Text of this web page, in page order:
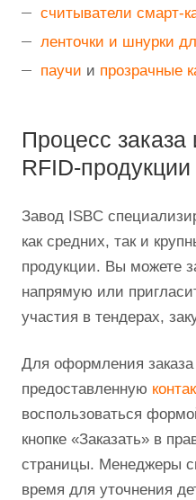
считыватели смарт-
ленточки и шнурки
паучи и прозрачные
Процесс заказа
RFID-продукции
Завод ISBC
как средних, так и
продукции. Вы можете
напрямую или
участия в тендерах,
Для оформления
предоставленную
воспользоваться
кнопке «Заказать» в
страницы. Менеджеры
время для уточнения